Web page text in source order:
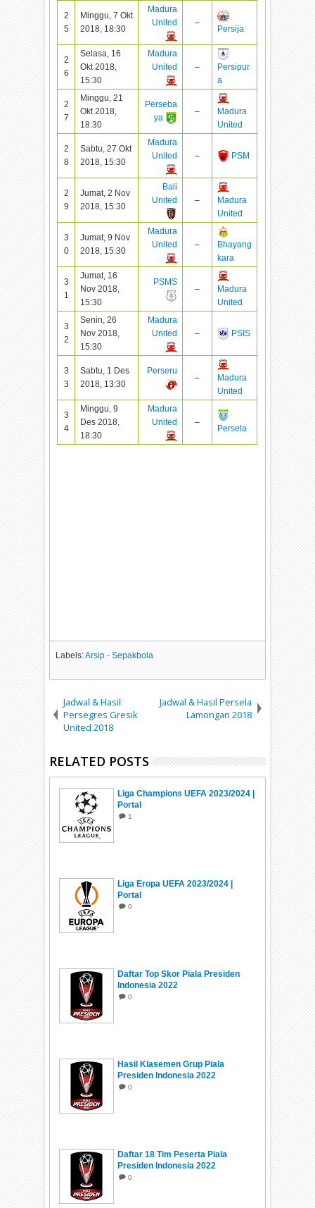
2
5
Minggu, 7 Okt
2018, 18:30
Madura
United
–
Persija
2
6
Selasa, 16
Okt 2018,
15:30
Madura
United
–
Persipur
a
2
7
Minggu, 21
Okt 2018,
18:30
Perseba
ya
–
Madura
United
2
8
Sabtu, 27 Okt
2018, 15:30
Madura
United
– PSM
2
9
Jumat, 2 Nov
2018, 15:30
Bali
United
–
Madura
United
3
0
Jumat, 9 Nov
2018, 15:30
Madura
United
–
Bhayang
kara
3
1
Jumat, 16
Nov 2018,
15:30
PSMS
–
Madura
United
3
2
Senin, 26
Nov 2018,
15:30
Madura
United
– PSIS
3
3
Sabtu, 1 Des
2018, 13:30
Perseru
–
Madura
United
3
4
Minggu, 9
Des 2018,
18:30
Madura
United
–
Persela
Labels:Arsip - Sepakbola
Jadwal & Hasil
Persegres Gresik
United 2018
Jadwal & Hasil Persela
Lamongan 2018
RELATED POSTS
Liga Champions UEFA 2023/2024 |
Portal
1
Liga Eropa UEFA 2023/2024 |
Portal
0
Daftar Top Skor Piala Presiden
Indonesia 2022
0
Hasil Klasemen Grup Piala
Presiden Indonesia 2022
0
Daftar 18 Tim Peserta Piala
Presiden Indonesia 2022
0